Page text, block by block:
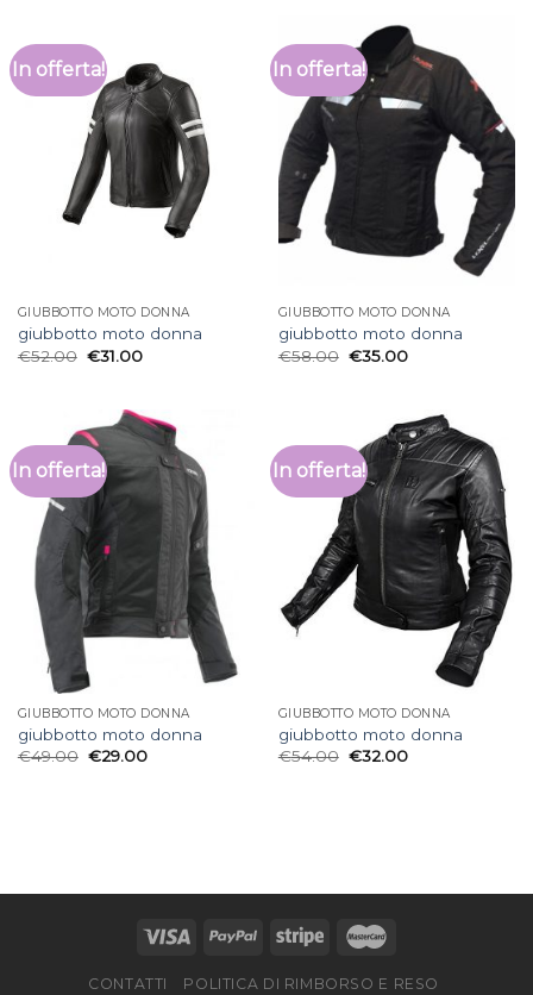
In offerta!
GIUBBOTTO MOTO DONNA
giubbotto moto donna
€52.00 €31.00
In offerta!
GIUBBOTTO MOTO DONNA
giubbotto moto donna
€58.00 €35.00
In offerta!
GIUBBOTTO MOTO DONNA
giubbotto moto donna
€49.00 €29.00
In offerta!
GIUBBOTTO MOTO DONNA
giubbotto moto donna
€54.00 €32.00
CONTATTI
POLITICA DI RIMBORSO E RESO